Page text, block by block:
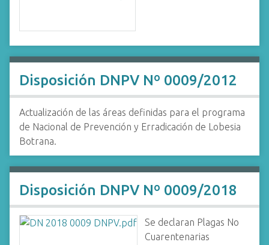
Disposición DNPV Nº 0009/2012
Actualización de las áreas definidas para el programa
de Nacional de Prevención y Erradicación de Lobesia
Botrana.
Disposición DNPV Nº 0009/2018
Se declaran Plagas No
Cuarentenarias